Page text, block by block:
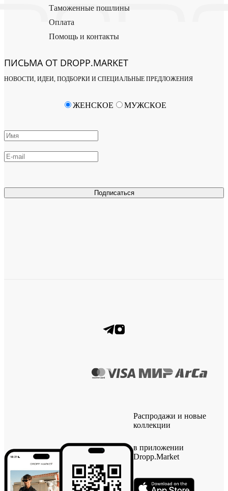
Таможенные пошлины
Оплата
Помощь и контакты
ПИСЬМА ОТ DROPP.MARKET
НОВОСТИ, ИДЕИ, ПОДБОРКИ И СПЕЦИАЛЬНЫЕ ПРЕДЛОЖЕНИЯ
Подписаться
ЖЕНСКОЕ МУЖСКОЕ
Распродажи и новые
коллекции
в приложении
Dropp.Market